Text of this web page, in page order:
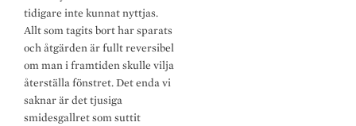
tidigare inte kunnat nyttjas.
Allt som tagits bort har sparats
och åtgärden är fullt reversibel
om man i framtiden skulle vilja
återställa fönstret. Det enda vi
saknar är det tjusiga
smidesgallret som suttit